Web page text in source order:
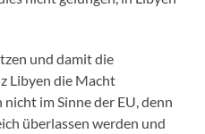
und damit die
Libyen die Macht
im Sinne der EU, denn
überlassen werden und